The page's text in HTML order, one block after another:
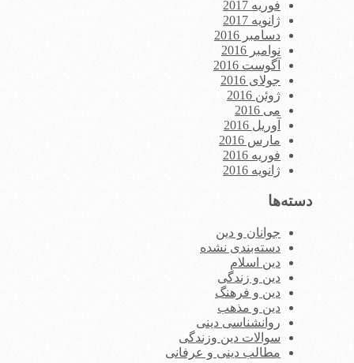
فوریه 2017
ژانویه 2017
دسامبر 2016
نوامبر 2016
آگوست 2016
جولای 2016
ژوئن 2016
می 2016
آوریل 2016
مارس 2016
فوریه 2016
ژانویه 2016
دسته‌ها
جوانان و دین
دسته‌بندی نشده
دین اسلام
دین و زندگی
دین و فرهنگ
دین و مذهب
روانشناسی دینی
سوالات دین وزندگی
مطالب دینی و عرفانی